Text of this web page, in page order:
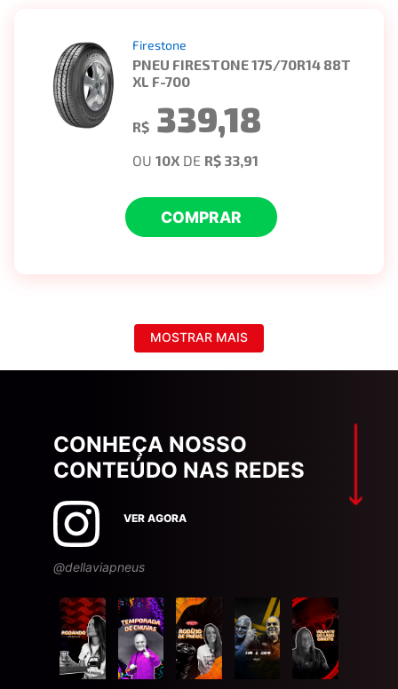
Firestone
PNEU FIRESTONE 175/70R14 88T
XL F-700
R$ 339,18
OU 10X DE R$ 33,91
COMPRAR
MOSTRAR MAIS
CONHEÇA NOSSO
CONTEÚDO NAS REDES
VER AGORA
@dellaviapneus